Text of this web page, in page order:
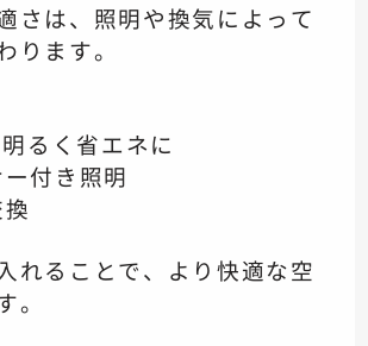
さは、照明や換気によって
ります。
るく省エネに
付き照明
れることで、より快適な空
。